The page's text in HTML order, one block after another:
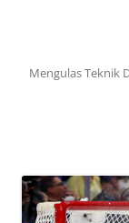
Mengulas Teknik